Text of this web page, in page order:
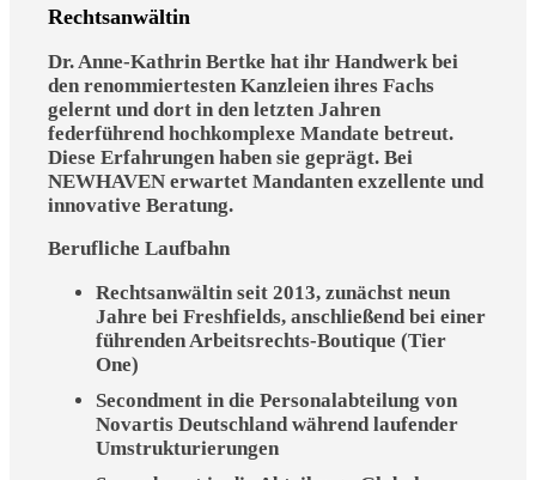
Rechtsanwältin
Dr. Anne-Kathrin Bertke hat ihr Handwerk bei
den renommiertesten Kanzleien ihres Fachs
gelernt und dort in den letzten Jahren
federführend hochkomplexe Mandate betreut.
Diese Erfahrungen haben sie geprägt. Bei
NEWHAVEN erwartet Mandanten exzellente und
innovative Beratung.
Berufliche Laufbahn
Rechtsanwältin seit 2013, zunächst neun
Jahre bei Freshfields, anschließend bei einer
führenden Arbeitsrechts-Boutique (Tier
One)
Secondment in die Personalabteilung von
Novartis Deutschland während laufender
Umstrukturierungen